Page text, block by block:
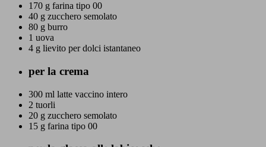
170 g farina tipo 00
40 g zucchero semolato
80 g burro
1 uova
4 g lievito per dolci istantaneo
per la crema
300 ml latte vaccino intero
2 tuorli
20 g zucchero semolato
15 g farina tipo 00